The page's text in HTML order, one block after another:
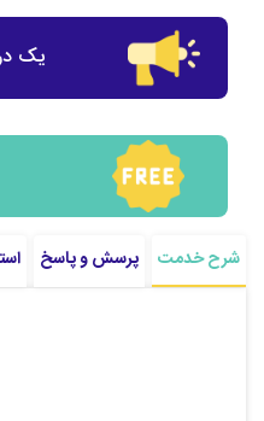
یک
شرح خدمت پرسش و پاسخ